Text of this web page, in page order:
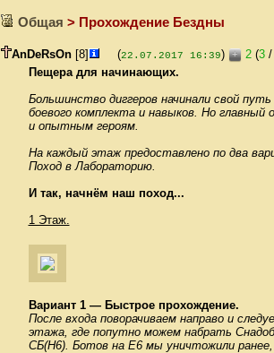
Общая > Прохождение Бездны
AnDeRsOn[8] (22.07.2017 16:39) + 2 (3/
Пещера для начинающих.
Большинство диггеров начинали свой
боевого комплекта и навыков. Но
и опытным героям.
На каждый этаж предоставлено по два
Поход в Лабораторию.
И так, начнём наш поход...
1 Этаж.
Вариант 1 — Быстрое прохождение.
После входа поворачиваем направо и
этажа, где попутно можем набрать
СБ(H6). Ботов на E6 мы уничтожили